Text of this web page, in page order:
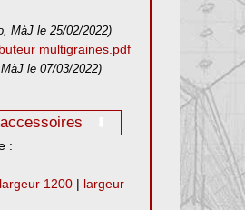
MàJ le 25/02/2022)
multigraines.pdf
le 07/03/2022)
:
largeur 1200 | largeur